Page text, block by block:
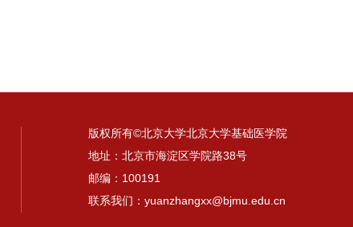
版权所有©北京大学北京大学基础医学院
地址：北京市海淀区学院路38号
邮编：100191
联系我们：yuanzhangxx@bjmu.edu.cn